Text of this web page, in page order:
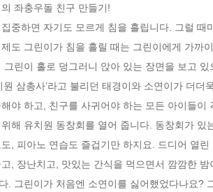
좌충우돌 친구 만들기!
중하면 자기도 모르게 침을 흘립니다. 그럴
도 그린이가 침을 흘릴 때는 그린이에게 가까
그린이 홀로 덩그러니 앉아 있는 장면을 보고
원 삼총사’라고 불리던 태경이와 소연이가 더
야 하고, 친구를 사귀어야 하는 모든 아이들
해 유치원 동창회를 열어 줍니다. 동창회가
, 피아노 연습도 즐겁기만 하지요. 드디어 열
, 장난치고, 맛있는 간식을 먹으면서 깜깜한
. 그린이가 처음엔 소연이를 싫어했었다나요?